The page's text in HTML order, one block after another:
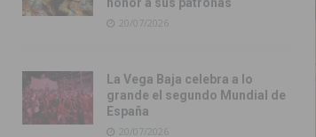
honor a sus patronas
20/07/2026
La Vega Baja celebra a lo
grande el segundo Mundial de
España
20/07/2026